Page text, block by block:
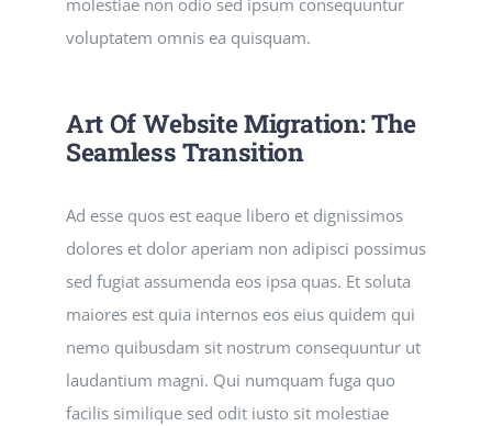
molestiae non odio sed ipsum consequuntur
voluptatem omnis ea quisquam.
Art Of Website Migration: The
Seamless Transition
Ad esse quos est eaque libero et dignissimos
dolores et dolor aperiam non adipisci possimus
sed fugiat assumenda eos ipsa quas. Et soluta
maiores est quia internos eos eius quidem qui
nemo quibusdam sit nostrum consequuntur ut
laudantium magni. Qui numquam fuga quo
facilis similique sed odit iusto sit molestiae